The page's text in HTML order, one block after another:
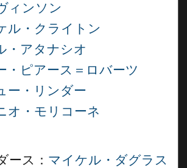
ィンソン
ル・クライトン
・アタナシオ
・ピアース＝ロバーツ
ー・リンダー
オ・モリコーネ
ース： マイケル・ダグラス